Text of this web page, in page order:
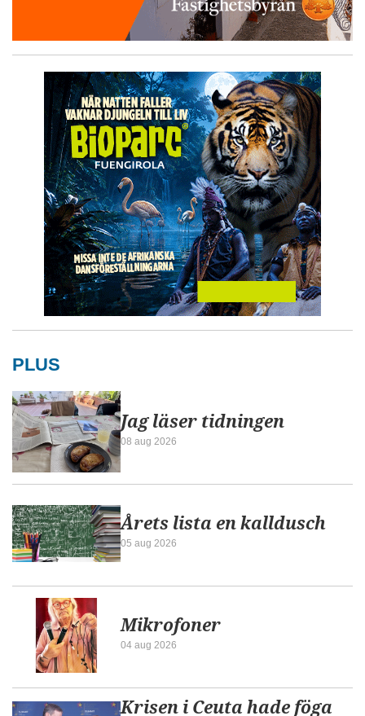
PLUS
Jag läser tidningen
08 aug 2026
Årets lista en kalldusch
05 aug 2026
Mikrofoner
04 aug 2026
Krisen i Ceuta hade föga